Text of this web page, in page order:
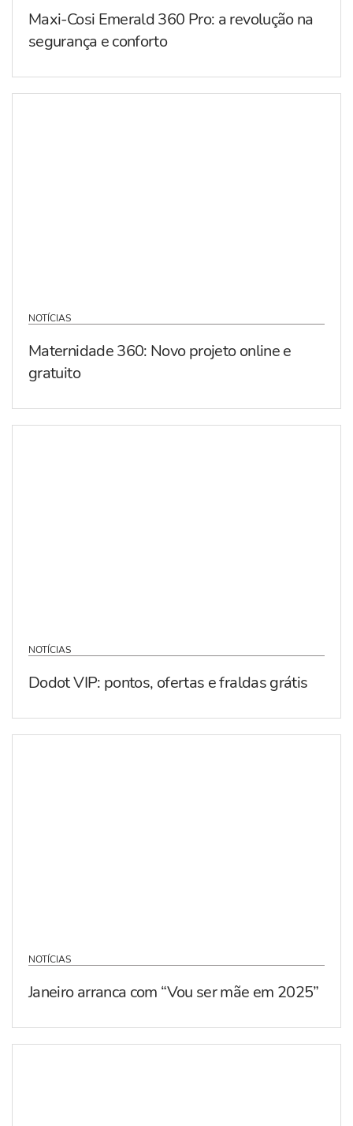
Maxi-Cosi Emerald 360 Pro: a revolução na
segurança e conforto
NOTÍCIAS
Maternidade 360: Novo projeto online e
gratuito
NOTÍCIAS
Dodot VIP: pontos, ofertas e fraldas grátis
NOTÍCIAS
Janeiro arranca com “Vou ser mãe em 2025”